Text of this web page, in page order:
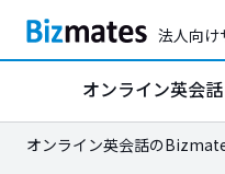
法人向け
オンライン英会話
オンライン英会話の